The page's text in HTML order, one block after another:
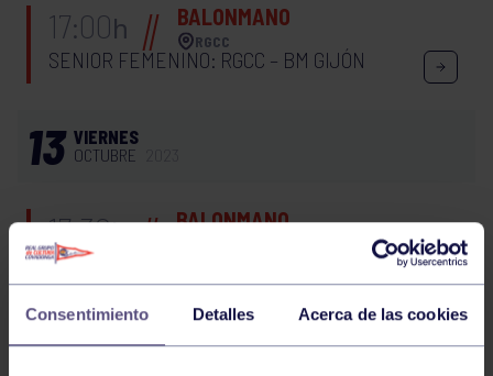
Consentimiento Detalles Acerca de las cookies
17:00h BALONMANO
RGCC
SENIOR FEMENINO: RGCC – BM GIJÓN
13 VIERNES
OCTUBRE
17:30h BALONMANO
AMISTOSO CAD. MASC./INF. A: RGCC B CAD.
MASC. – RGCC A INF. A
58 59 60 61 62 63 64 65 66